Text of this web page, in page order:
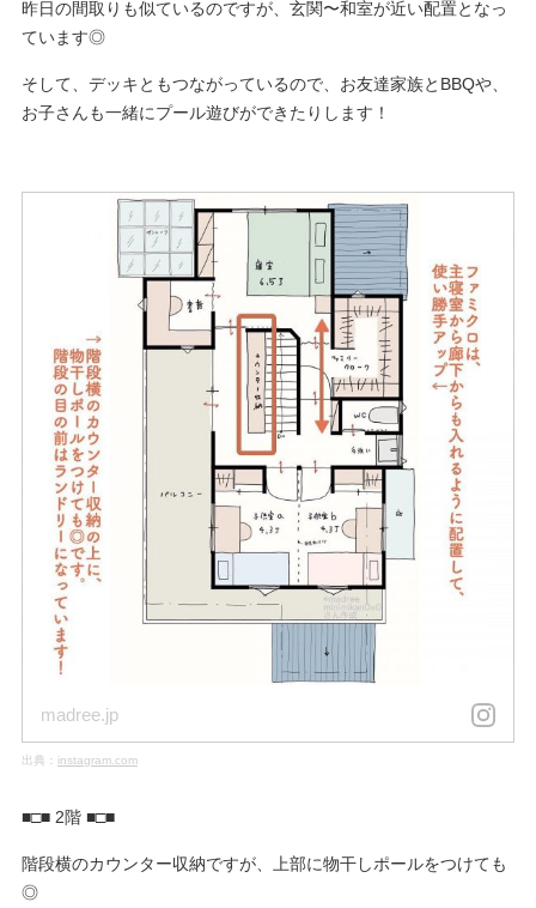
昨日の間取りも似ているのですが、玄関〜和室が近い配置となっ
ています◎
そして、デッキともつながっているので、お友達家族とBBQや、
お子さんも一緒にプール遊びができたりします！
madree.jp
出典： instagram.com
■□■ 2階 ■□■
階段横のカウンター収納ですが、上部に物干しポールをつけても
◎